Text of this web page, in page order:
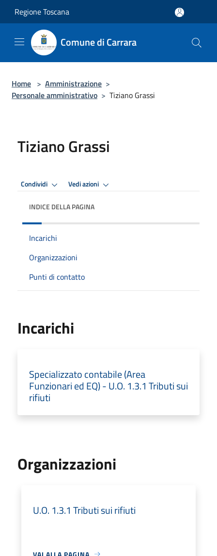
Regione Toscana
Comune di Carrara
Home > Amministrazione >
Personale amministrativo > Tiziano Grassi
Tiziano Grassi
Condividi Vedi azioni
INDICE DELLA PAGINA
Incarichi
Organizzazioni
Punti di contatto
Incarichi
Specializzato contabile (Area
Funzionari ed EQ) - U.O. 1.3.1 Tributi sui
rifiuti
Organizzazioni
U.O. 1.3.1 Tributi sui rifiuti